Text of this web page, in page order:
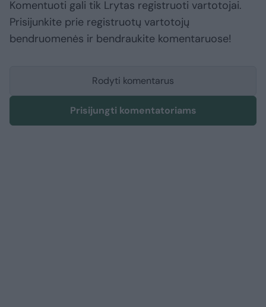
Komentuoti gali tik Lrytas registruoti vartotojai.
Prisijunkite prie registruotų vartotojų
bendruomenės ir bendraukite komentaruose!
Rodyti komentarus
Prisijungti komentatoriams